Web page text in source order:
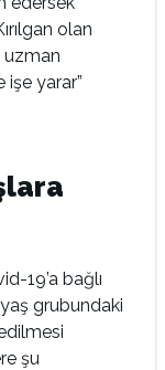
olan
uzman
işe yarar”
19’a bağlı
grubundaki
şu